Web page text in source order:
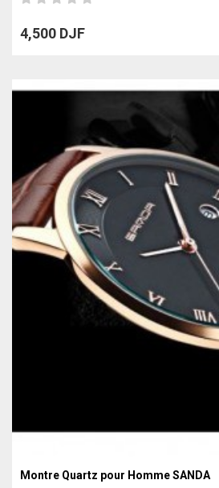
4,500 DJF
Montre Quartz pour Homme SANDA